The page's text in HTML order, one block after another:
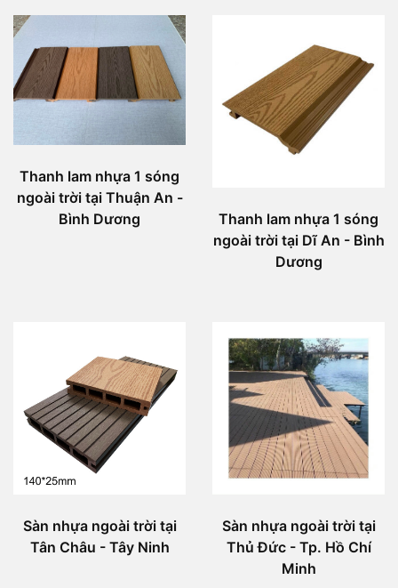
Thanh lam nhựa 1 sóng
ngoài trời tại Thuận An -
Bình Dương
Thanh lam nhựa 1 sóng
ngoài trời tại Dĩ An - Bình
Dương
Sàn nhựa ngoài trời tại
Tân Châu - Tây Ninh
Sàn nhựa ngoài trời tại
Thủ Đức - Tp. Hồ Chí
Minh